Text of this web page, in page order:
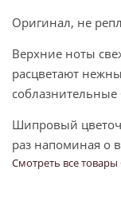
Оригинал, не
Верхние ноты
расцветают
Шипровый
раз напоминая о
Смотреть все